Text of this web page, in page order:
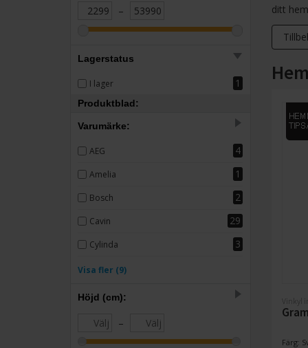
–
Lagerstatus
I lager 1
Produktblad:
Varumärke:
AEG 4
Amelia 1
Bosch 2
Cavin 29
Cylinda 3
Dunavox
Electrolux 4
mQuvée 35
Visa fler (9)
Höjd (cm):
–
ditt
Vinkyl
Gram
Färg: